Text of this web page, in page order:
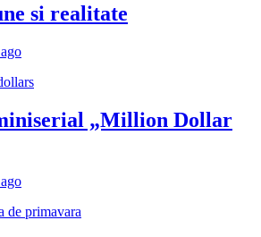
si realitate
„Million Dollar